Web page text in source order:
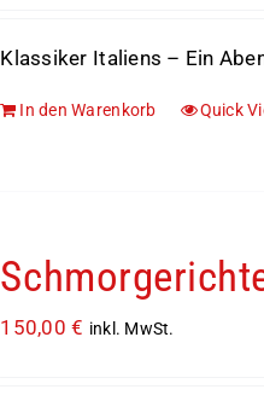
Klassiker Italiens – Ein
In den Warenkorb Quick
150,00€ inkl. MwSt.